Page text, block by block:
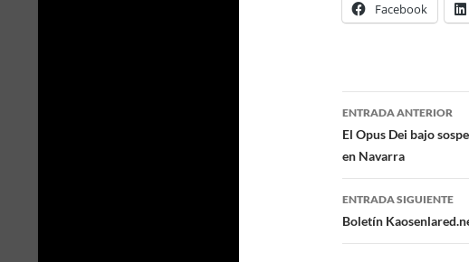
Facebook
Navegación
de
entradas
ENTRADA ANTERIOR
El Opus Dei bajo
en Navarra
ENTRADA SIGUIENTE
Boletín